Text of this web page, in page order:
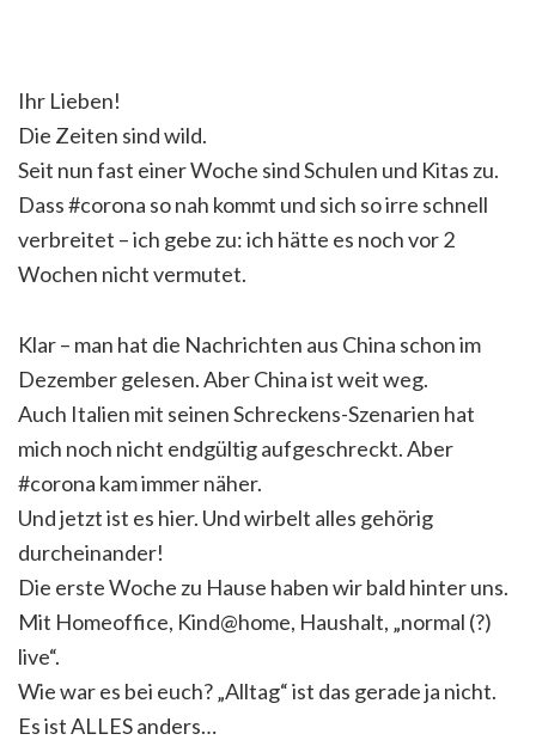
Ihr Lieben!
Die Zeiten sind wild.
Seit nun fast einer Woche sind Schulen und Kitas zu.
Dass #corona so nah kommt und sich so irre schnell
verbreitet – ich gebe zu: ich hätte es noch vor 2
Wochen nicht vermutet.
Klar – man hat die Nachrichten aus China schon im
Dezember gelesen. Aber China ist weit weg.
Auch Italien mit seinen Schreckens-Szenarien hat
mich noch nicht endgültig aufgeschreckt. Aber
#corona kam immer näher.
Und jetzt ist es hier. Und wirbelt alles gehörig
durcheinander!
Die erste Woche zu Hause haben wir bald hinter uns.
Mit Homeoffice, Kind@home, Haushalt, „normal (?)
live“.
Wie war es bei euch? „Alltag“ ist das gerade ja nicht.
Es ist ALLES anders…